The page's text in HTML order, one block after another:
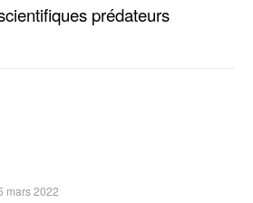
prédateurs
mars 2022